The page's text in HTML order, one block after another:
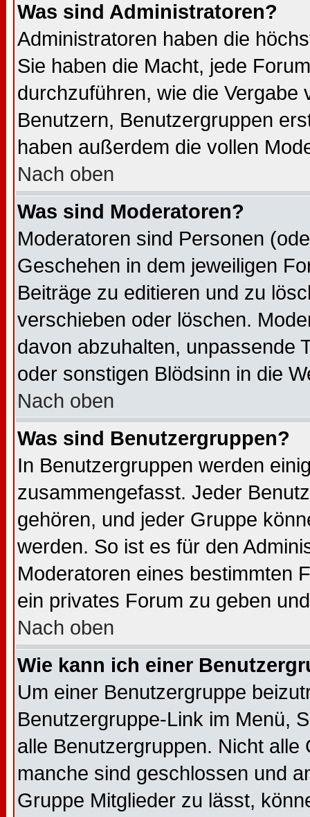
Was sind Administratoren?
Administratoren haben die
Sie haben die Macht, jede
durchzuführen, wie die
Benutzern, Benutzergruppen
haben außerdem die vollen
Nach oben
Was sind Moderatoren?
Moderatoren sind Personen
Geschehen in dem jeweiligen
Beiträge zu editieren und zu
verschieben oder löschen.
davon abzuhalten, unpassende
oder sonstigen Blödsinn in die
Nach oben
Was sind Benutzergruppen?
In Benutzergruppen werden
zusammengefasst. Jeder
gehören, und jeder Gruppe
werden. So ist es für den
Moderatoren eines bestimmten
ein privates Forum zu geben
Nach oben
Wie kann ich einer
Um einer Benutzergruppe
Benutzergruppe-Link im Menü,
alle Benutzergruppen. Nicht
manche sind geschlossen und
Gruppe Mitglieder zu lässt,